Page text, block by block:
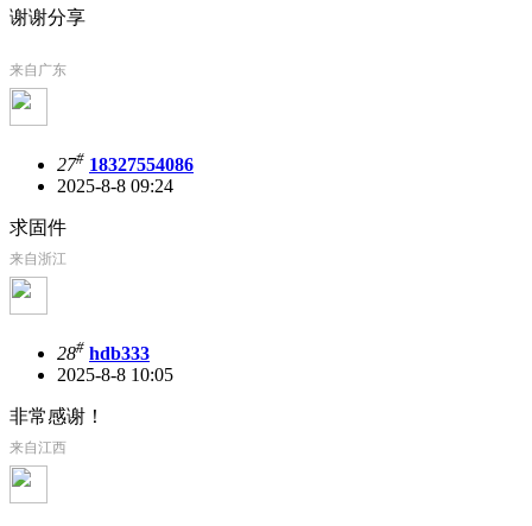
谢谢分享
来自广东
27# 18327554086
2025-8-8 09:24
求固件
来自浙江
28# hdb333
2025-8-8 10:05
非常感谢！
来自江西